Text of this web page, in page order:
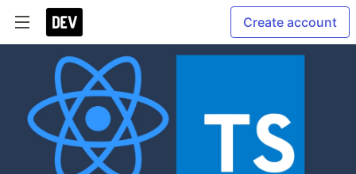
Create account